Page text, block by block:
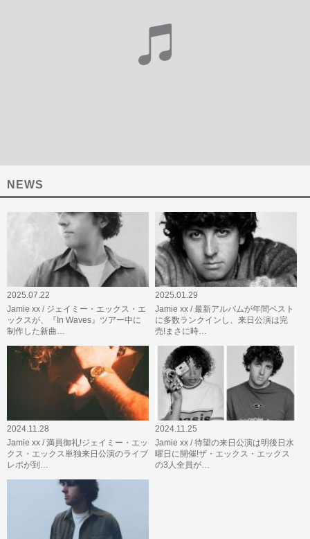
NEWS
2025.07.22
Jamie xx / ジェイミー・エックス・エ
ックスが、『In Waves』ツアー中に
制作した新曲…
2025.01.29
Jamie xx / 最新アルバムが年間ベスト
に多数ランクインし、来日公演は完
売!まさに時…
2024.11.28
Jamie xx / 満員御礼!ジェイミー・エッ
クス・エックス単独来日公演のライブ
レポが到…
2024.11.25
Jamie xx / 待望の来日公演は明後日水
曜日に開催!ザ・エックス・エックス
の3人全員が…